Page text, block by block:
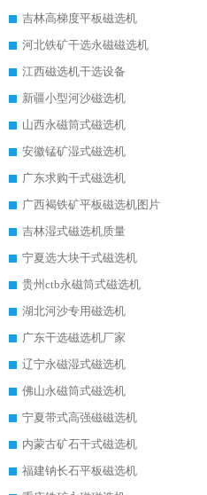
吉林高梯度平板磁选机
河北铁矿干选永磁磁选机
江西磁选机干选设备
新疆小型河沙磁选机
山西永磁筒式磁选机
安徽锰矿湿式磁选机
广东求购干式磁选机
广西褐铁矿平板磁选机图片
吉林湿式磁选机质量
宁夏选大块干式磁选机
贵州ctb永磁筒式磁选机
湖北河沙专用磁选机
广东干选磁选机厂家
辽宁永磁湿式磁选机
佛山永磁筒式磁选机
宁夏带式高强磁磁选机
内蒙古矿石干式磁选机
福建钠长石平板磁选机